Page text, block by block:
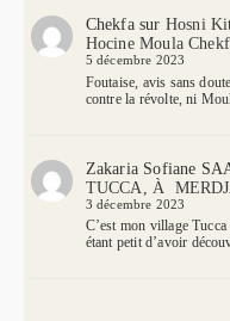
Chekfasur Hosni
Hocine Moula
5 décembre 2023
Foutaise, avis sans
contre la révolte, ni
Zakaria Sofiane
TUCCA, À
3 décembre 2023
C’est mon village
étant petit d’avoir